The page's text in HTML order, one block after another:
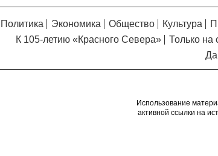
Политика Экономика Общество Культура
К 105-летию «Красного Севера»
Только на
Использование
активной ссылки на